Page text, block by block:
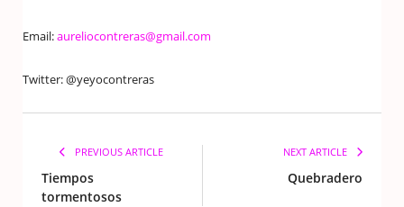
Email:aureliocontreras@gmail.com
Twitter: @yeyocontreras
PREVIOUS ARTICLE
Tiempos
tormentosos
NEXT ARTICLE
Quebradero